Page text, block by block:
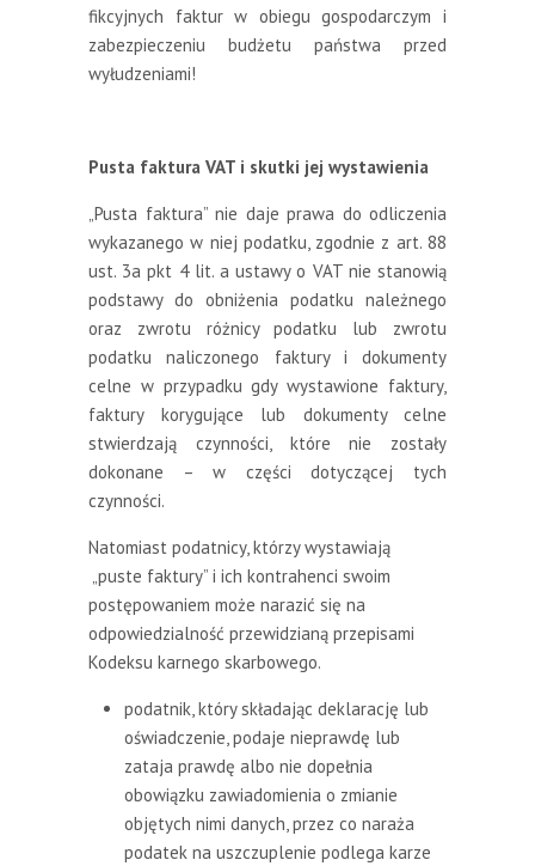
fikcyjnych faktur w obiegu gospodarczym i
zabezpieczeniu budżetu państwa przed
wyłudzeniami!
Pusta faktura VAT i skutki jej wystawienia
„Pusta faktura” nie daje prawa do odliczenia
wykazanego w niej podatku, zgodnie z art. 88
ust. 3a pkt 4 lit. a ustawy o VAT nie stanowią
podstawy do obniżenia podatku należnego
oraz zwrotu różnicy podatku lub zwrotu
podatku naliczonego faktury i dokumenty
celne w przypadku gdy wystawione faktury,
faktury korygujące lub dokumenty celne
stwierdzają czynności, które nie zostały
dokonane – w części dotyczącej tych
czynności.
Natomiast podatnicy, którzy wystawiają
„puste faktury” i ich kontrahenci swoim
postępowaniem może narazić się na
odpowiedzialność przewidzianą przepisami
Kodeksu karnego skarbowego.
podatnik, który składając deklarację lub
oświadczenie, podaje nieprawdę lub
zataja prawdę albo nie dopełnia
obowiązku zawiadomienia o zmianie
objętych nimi danych, przez co naraża
podatek na uszczuplenie podlega karze